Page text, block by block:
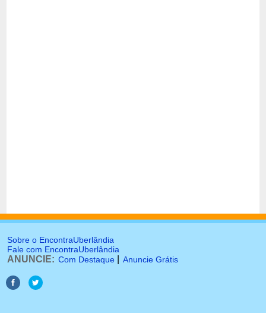
Sobre o EncontraUberlândia
Fale com EncontraUberlândia
ANUNCIE: Com Destaque Anuncie Grátis